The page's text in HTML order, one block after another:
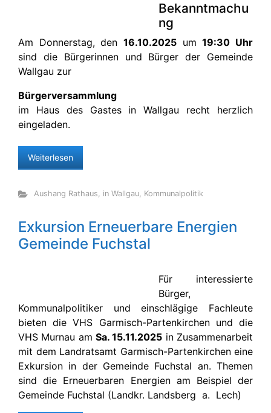
Bekanntmachu
ng
Am Donnerstag, den 16.10.2025 um19:30 Uhr
sind die Bürgerinnen und Bürger der Gemeinde
Wallgau zur
Bürgerversammlung
im Haus des Gastes in Wallgau recht herzlich
eingeladen.
Weiterlesen
Aushang Rathaus, in Wallgau, Kommunalpolitik
Exkursion Erneuerbare Energien
Gemeinde Fuchstal
Für interessierte
Bürger,
Kommunalpolitiker und einschlägige Fachleute
bieten die VHS Garmisch-Partenkirchen und die
VHS Murnau am Sa. 15.11.2025 in Zusammenarbeit
mit dem Landratsamt Garmisch-Partenkirchen eine
Exkursion in der Gemeinde Fuchstal an. Themen
sind die Erneuerbaren Energien am Beispiel der
Gemeinde Fuchstal (Landkr. Landsberg a. Lech)